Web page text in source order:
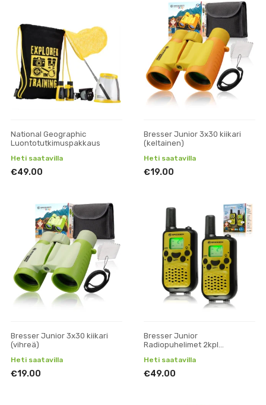
National Geographic
Luontotutkimuspakkaus
Heti saatavilla
€49.00
Bresser Junior 3x30 kiikari
(keltainen)
Heti saatavilla
€19.00
Bresser Junior 3x30 kiikari
(vihreä)
Heti saatavilla
€19.00
Bresser Junior
Radiopuhelimet 2kpl
Heti saatavilla
€49.00